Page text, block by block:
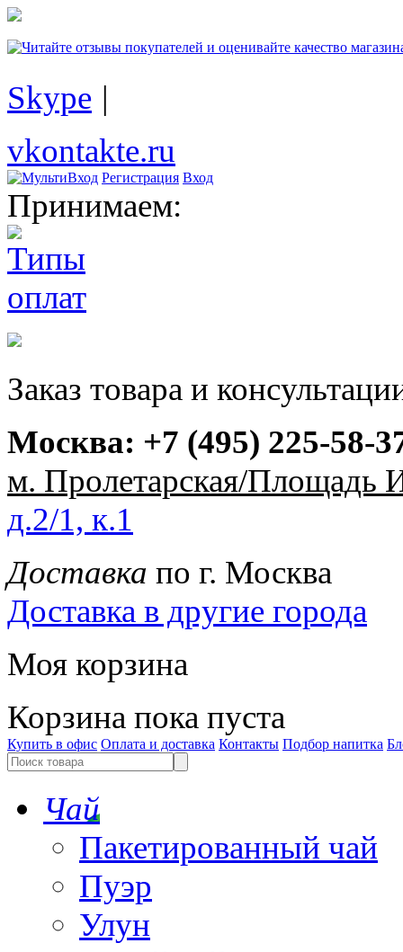
Skype |
vkontakte.ru
Регистрация Вход
Принимаем:
Заказ товара и
Москва: +7 (495) 225-58-
м. Пролетарская/Площадь
д.2/1, к.1
Доставка по г. Москва
Доставка в другие города
Моя корзина
Корзина пока пуста
Купить в офис Оплата и доставка Контакты Подбор напитка
Чай
Пакетированный чай
Пуэр
Улун